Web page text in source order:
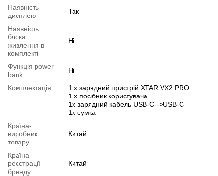
Наявність
дисплею
Так
Наявність
блока
живлення в
комплекті
Ні
Функція power
bank
Ні
Комплектація
1 x зарядний пристрій XTAR VX2 PRO
1 х посібник користувача
1х зарядний кабель USB-C-->USB-C
1х сумка
Країна-
виробник
товару
Китай
Країна
реєстрації
бренду
Китай